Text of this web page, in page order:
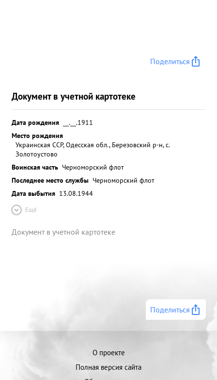
Поделиться
Документ в учетной картотеке
Дата рождения
__.__.1911
Место рождения
Украинская ССР, Одесская обл., Березовский р-н, с.
Золотоустово
Воинская часть Черноморский флот
Последнее место службы Черноморский флот
Дата выбытия 13.08.1944
Ещё
Документ в учетной картотеке
Поделиться
О проекте
Полная версия сайта